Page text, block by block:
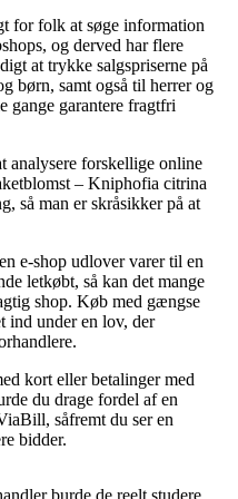
for folk at søge information
og derved har flere
at trykke salgspriserne på
børn, samt også til herrer og
gange garantere fragtfri
analysere forskellige online
– Kniphofia citrina
så man er skråsikker på at
e-shop udlover varer til en
letkøbt, så kan det mange
shop. Køb med gængse
ind under en lov, der
kort eller betalinger med
du drage fordel af en
såfremt du ser en
bidder.
burde de reelt studere